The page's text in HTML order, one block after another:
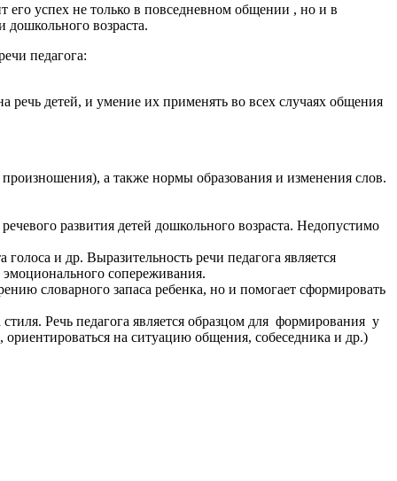
его успех не только в повседневном общении , но и в
возраста.
педагога:
речь детей, и умение их применять во всех случаях общения
а также нормы образования и изменения слов.
развития детей дошкольного возраста. Недопустимо
и др. Выразительность речи педагога является
эмоционального сопереживания.
словарного запаса ребенка, но и помогает сформировать
Речь педагога является образцом для формирования у
на ситуацию общения, собеседника и др.)